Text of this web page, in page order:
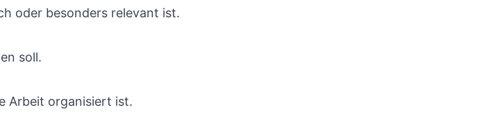
oder besonders relevant ist.
soll.
Arbeit organisiert ist.